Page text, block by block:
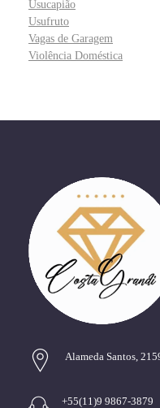
Usucapião
Usufruto
Vagas de Garagem
Violência Doméstica
Alameda Santos,
+55(11)9 9867-3879